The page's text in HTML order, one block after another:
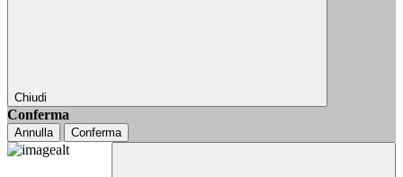
Chiudi
Conferma
Annulla Conferma